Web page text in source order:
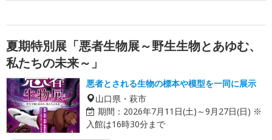
夏期特別展「悪者生物展～野生生物とあゆむ、
私たちの未来～」
悪者とされる生物の標本や模型を一同に展示
山口県・萩市
期間： 2026年7月11日(土)～9月27日(日) ※
入館は16時30分まで